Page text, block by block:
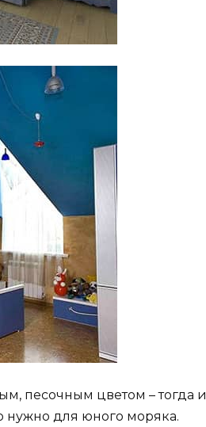
песочным цветом – тогда и
нужно для юного моряка.